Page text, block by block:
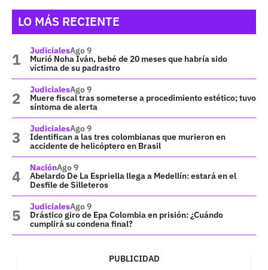
LO MÁS RECIENTE
JudicialesAgo 9
Murió Noha Iván, bebé de 20 meses que habría sido
víctima de su padrastro
JudicialesAgo 9
Muere fiscal tras someterse a procedimiento estético; tuvo
síntoma de alerta
JudicialesAgo 9
Identifican a las tres colombianas que murieron en
accidente de helicóptero en Brasil
NaciónAgo 9
Abelardo De La Espriella llega a Medellín: estará en el
Desfile de Silleteros
JudicialesAgo 9
Drástico giro de Epa Colombia en prisión: ¿Cuándo
cumplirá su condena final?
PUBLICIDAD